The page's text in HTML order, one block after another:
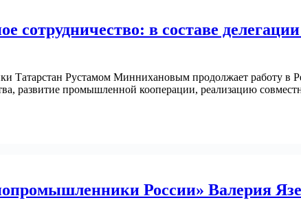
в составе
Татарстан Рустамом Миннихановым продолжает работу в
развитие промышленной кооперации, реализацию
России» Валерия